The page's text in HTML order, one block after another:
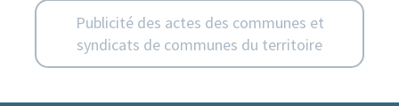
Publicité des actes des communes et
syndicats de communes du territoire